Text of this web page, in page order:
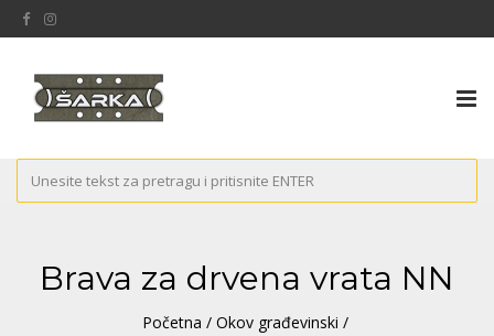
Brava za drvena vrata NN
Početna / Okov građevinski /